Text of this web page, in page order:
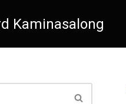
Kaminasalong